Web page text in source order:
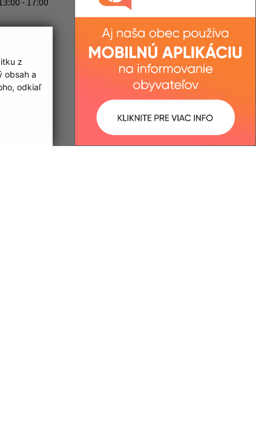
z
obsah a
odkiaľ
info@malyhores.sk
+421 56 628 53 70
IČO: 00331724